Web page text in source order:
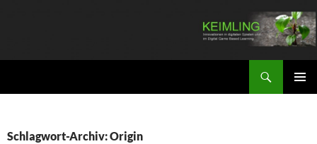
Schlagwort-Archiv: Origin